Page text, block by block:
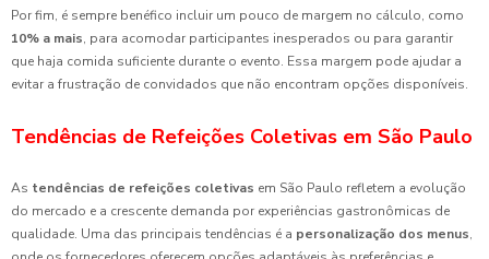
Por fim, é sempre benéfico incluir um pouco de margem no cálculo, como
10% a mais, para acomodar participantes inesperados ou para garantir
que haja comida suficiente durante o evento. Essa margem pode ajudar a
evitar a frustração de convidados que não encontram opções disponíveis.
Tendências de Refeições Coletivas em São Paulo
As tendências de refeições coletivas em São Paulo refletem a evolução
do mercado e a crescente demanda por experiências gastronômicas de
qualidade. Uma das principais tendências é a personalização dos menus,